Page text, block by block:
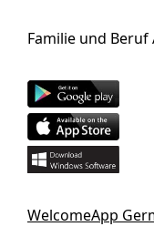
Familie und Beruf
WelcomeApp